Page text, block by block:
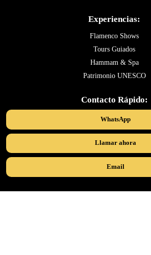
Experiencias:
Flamenco Shows
Tours Guiados
Hammam & Spa
Patrimonio UNESCO
Contacto Rápido:
WhatsApp
Llamar ahora
Email